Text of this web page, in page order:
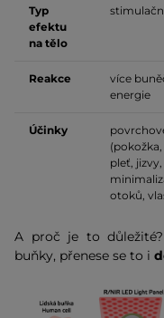
Typ
efektu
na tělo
Reakce
více
energie
Účinky
(pokožka,
pleť, jizvy,
otoků,
A proč je to
buňky, přenese se to i